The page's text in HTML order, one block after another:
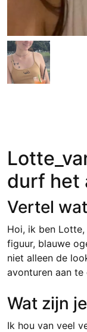
durf het
Vertel
Hoi, ik ben
figuur, blauwe
niet alleen de
avonturen aan te
Wat zijn
Ik hou van veel